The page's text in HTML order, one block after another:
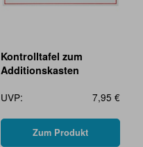
Kontrolltafel zum
Additionskasten
UVP:
7,95 €
Zum Produkt